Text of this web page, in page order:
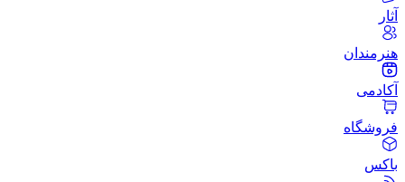
آثار
هنرمندان
آکادمی
فروشگاه
باکس